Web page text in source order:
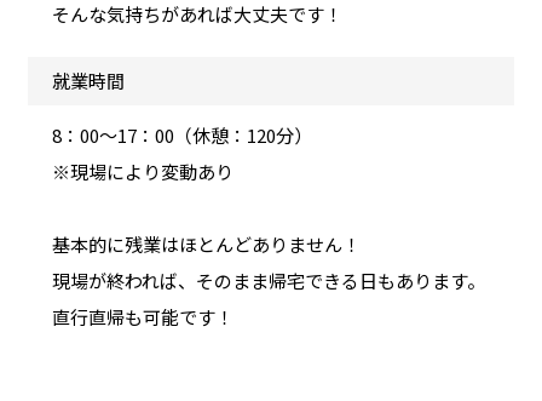
そんな気持ちがあれば大丈夫です！
就業時間
8：00～17：00（休憩：120分）
※現場により変動あり
基本的に残業はほとんどありません！
現場が終われば、そのまま帰宅できる日もあります。
直行直帰も可能です！